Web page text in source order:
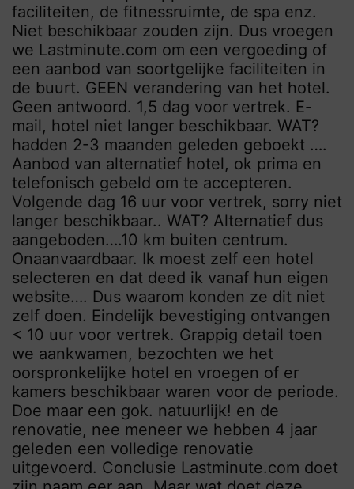
faciliteiten, de fitnessruimte, de spa enz.
Niet beschikbaar zouden zijn. Dus vroegen
we Lastminute.com om een ​​vergoeding of
een aanbod van soortgelijke faciliteiten in
de buurt. GEEN verandering van het hotel.
Geen antwoord. 1,5 dag voor vertrek. E-
mail, hotel niet langer beschikbaar. WAT?
hadden 2-3 maanden geleden geboekt ….
Aanbod van alternatief hotel, ok prima en
telefonisch gebeld om te accepteren.
Volgende dag 16 uur voor vertrek, sorry niet
langer beschikbaar.. WAT? Alternatief dus
aangeboden….10 km buiten centrum.
Onaanvaardbaar. Ik moest zelf een hotel
selecteren en dat deed ik vanaf hun eigen
website…. Dus waarom konden ze dit niet
zelf doen. Eindelijk bevestiging ontvangen
< 10 uur voor vertrek. Grappig detail toen
we aankwamen, bezochten we het
oorspronkelijke hotel en vroegen of er
kamers beschikbaar waren voor de periode.
Doe maar een gok. natuurlijk! en de
renovatie, nee meneer we hebben 4 jaar
geleden een volledige renovatie
uitgevoerd. Conclusie Lastminute.com doet